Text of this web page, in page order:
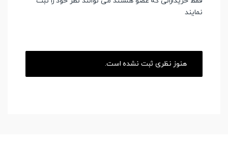
نمایند
هنوز نظری ثبت نشده است.